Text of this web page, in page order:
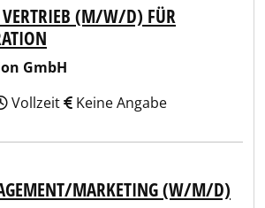
(M/W/D) FÜR M
GmbH
Vollzeit Keine Angabe
MARKETING (W/M/D)